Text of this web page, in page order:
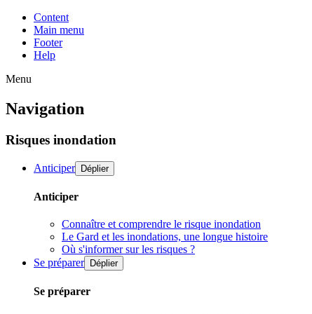
Content
Main menu
Footer
Help
Menu
Navigation
Risques inondation
Anticiper Déplier
Anticiper
Connaître et comprendre le risque inondation
Le Gard et les inondations, une longue histoire
Où s'informer sur les risques ?
Se préparer
Déplier
Se préparer